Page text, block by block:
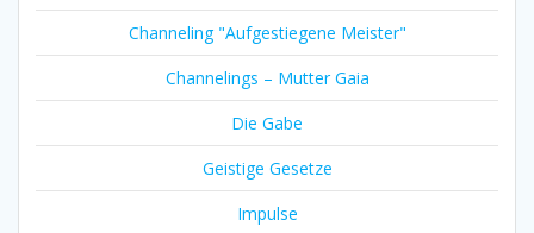
Channeling "Aufgestiegene Meister"
Channelings – Mutter Gaia
Die Gabe
Geistige Gesetze
Impulse